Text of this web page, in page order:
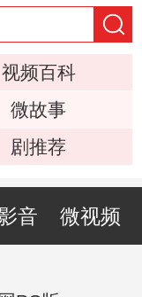
视频百科
微故事
剧推荐
音 微视频